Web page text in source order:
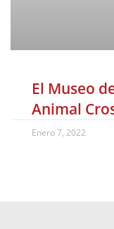
El Museo
Animal
Enero 7, 2022